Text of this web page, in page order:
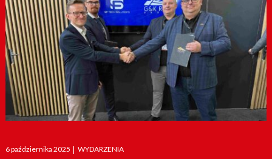
Posted
on
6 października 2025 | WYDARZENIA